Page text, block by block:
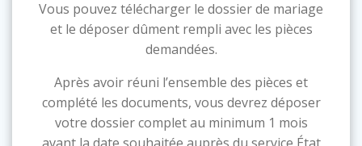
Vous pouvez télécharger le dossier de mariage
et le déposer dûment rempli avec les pièces
demandées.
Après avoir réuni l’ensemble des pièces et
complété les documents, vous devrez déposer
votre dossier complet au minimum 1 mois